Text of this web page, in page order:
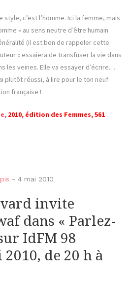
style, c’est l’homme. Ici la femme, mais
» au sens neutre d’être humain
(il est bon de rappeler cette
« essaiera de transfuser la vie dans
les veines. Elle va essayer d’écrire…
plutôt réussi, à lire pour le ton neuf
française !
2010, édition des Femmes, 561
- 4 mai 2010
invite
dans « Parlez-
IdFM 98
de 20 h à